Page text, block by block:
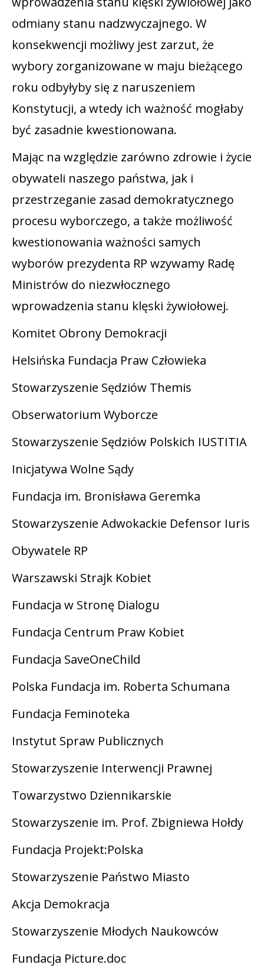
odmiany stanu nadzwyczajnego. W
konsekwencji możliwy jest zarzut, że
wybory zorganizowane w maju bieżącego
roku odbyłyby się z naruszeniem
Konstytucji, a wtedy ich ważność mogłaby
być zasadnie kwestionowana.
Mając na względzie zarówno zdrowie i życie
obywateli naszego państwa, jak i
przestrzeganie zasad demokratycznego
procesu wyborczego, a także możliwość
kwestionowania ważności samych
wyborów prezydenta RP wzywamy Radę
Ministrów do niezwłocznego
wprowadzenia stanu klęski żywiołowej.
Komitet Obrony Demokracji
Helsińska Fundacja Praw Człowieka
Stowarzyszenie Sędziów Themis
Obserwatorium Wyborcze
Stowarzyszenie Sędziów Polskich IUSTITIA
Inicjatywa Wolne Sądy
Fundacja im. Bronisława Geremka
Stowarzyszenie Adwokackie Defensor Iuris
Obywatele RP
Warszawski Strajk Kobiet
Fundacja w Stronę Dialogu
Fundacja Centrum Praw Kobiet
Fundacja SaveOneChild
Polska Fundacja im. Roberta Schumana
Fundacja Feminoteka
Instytut Spraw Publicznych
Stowarzyszenie Interwencji Prawnej
Towarzystwo Dziennikarskie
Stowarzyszenie im. Prof. Zbigniewa Hołdy
Fundacja Projekt:Polska
Stowarzyszenie Państwo Miasto
Akcja Demokracja
Stowarzyszenie Młodych Naukowców
Fundacja Picture.doc